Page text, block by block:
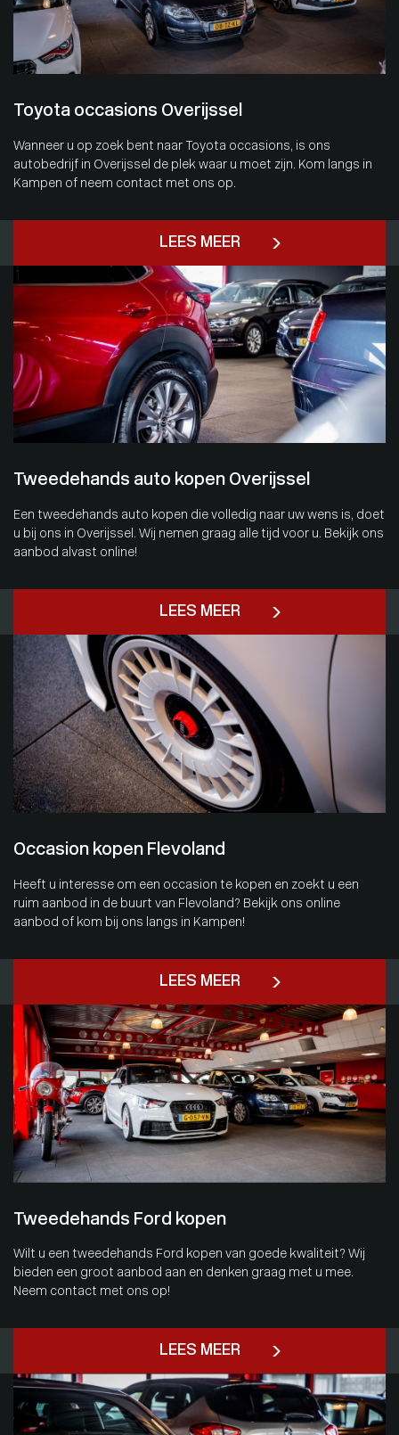
Toyota occasions Overijssel
Wanneer u op zoek bent naar Toyota occasions, is ons
autobedrijf in Overijssel de plek waar u moet zijn. Kom langs in
Kampen of neem contact met ons op.
LEES MEER
Tweedehands auto kopen Overijssel
Een tweedehands auto kopen die volledig naar uw wens is, doet
u bij ons in Overijssel. Wij nemen graag alle tijd voor u. Bekijk ons
aanbod alvast online!
LEES MEER
Occasion kopen Flevoland
Heeft u interesse om een occasion te kopen en zoekt u een
ruim aanbod in de buurt van Flevoland? Bekijk ons online
aanbod of kom bij ons langs in Kampen!
LEES MEER
Tweedehands Ford kopen
Wilt u een tweedehands Ford kopen van goede kwaliteit? Wij
bieden een groot aanbod aan en denken graag met u mee.
Neem contact met ons op!
LEES MEER